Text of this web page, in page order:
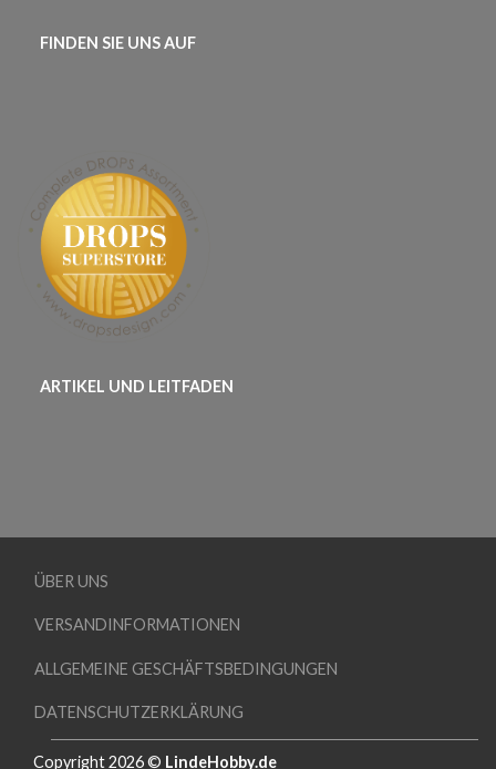
FINDEN SIE UNS AUF
ARTIKEL UND LEITFADEN
ÜBER UNS
VERSANDINFORMATIONEN
ALLGEMEINE GESCHÄFTSBEDINGUNGEN
DATENSCHUTZERKLÄRUNG
Copyright 2026 © LindeHobby.de